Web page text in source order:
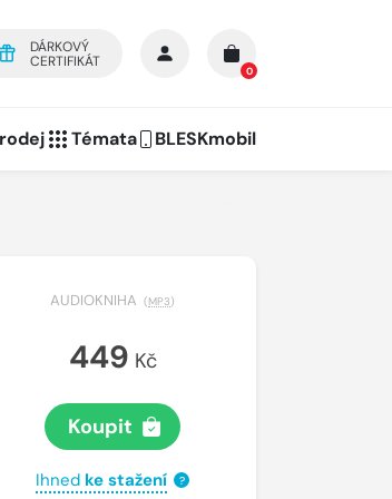
DÁRKOVÝ
CERTIFIKÁT
0
Témata BLESKmobil
AUDIOKNIHA (MP3)
449 Kč
Koupit
Ihned ke stažení ?